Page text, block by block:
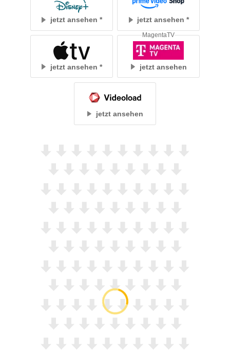
jetzt ansehen jetzt ansehen
jetzt ansehen jetzt ansehen
MagentaTV
jetzt ansehen